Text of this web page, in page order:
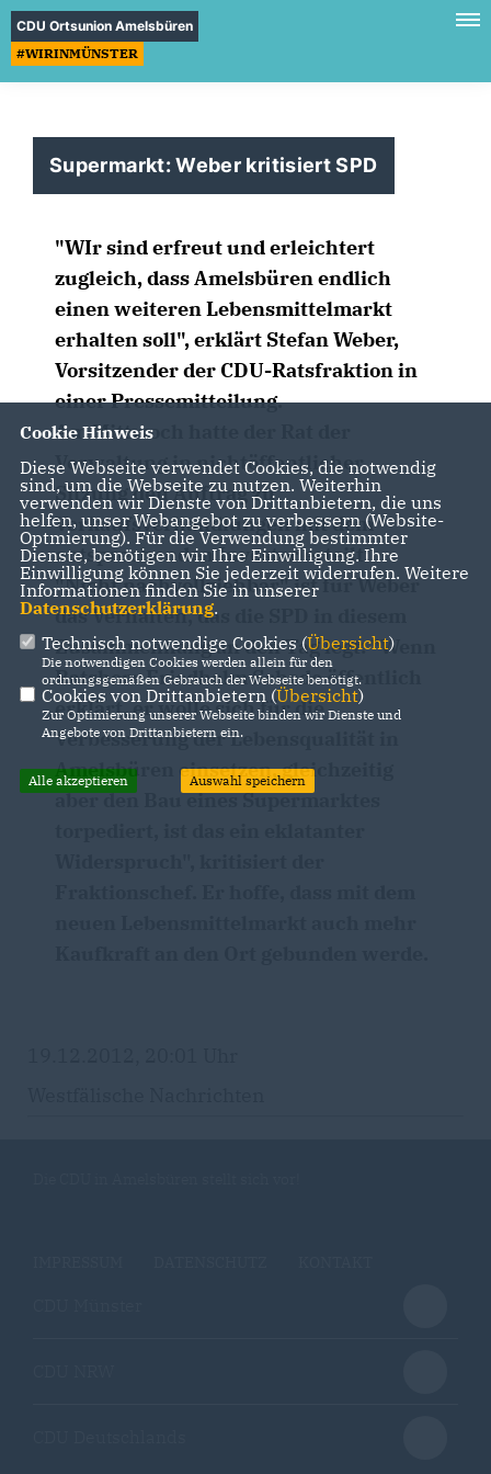
CDU Ortsunion Amelsbüren
#WIRINMÜNSTER
Supermarkt: Weber kritisiert SPD
"WIr sind erfreut und erleichtert
zugleich, dass Amelsbüren endlich
einen weiteren Lebensmittelmarkt
erhalten soll", erklärt Stefan Weber,
Vorsitzender der CDU-Ratsfraktion in
einer Pressemitteilung.
Am Mittwoch hatte der Rat der
Verwaltung in nichtöffentlicher
Sitzung den Auftrag zu
Verkaufsverhandlungen mit dem
entsprechenden Investor erteilt:
"Nicht nachvollziehbar" ist für Weber
das Verhalten, das die SPD in diesem
Zusammenhang an den Tag legt: "Wenn
Ratsherr Friedhelm Schade öffentlich
erklärt, er wolle sich für die
Verbesserung der Lebensqualität in
Amelsbüren einsetzen, gleichzeitig
aber den Bau eines Supermarktes
Cookie Hinweis
Diese Webseite verwendet Cookies, die notwendig
sind, um die Webseite zu nutzen. Weiterhin
verwenden wir Dienste von Drittanbietern, die uns
helfen, unser Webangebot zu verbessern (Website-
Optmierung). Für die Verwendung bestimmter
Dienste, benötigen wir Ihre Einwilligung. Ihre
Einwilligung können Sie jederzeit widerrufen. Weitere
Informationen finden Sie in unserer
Datenschutzerklärung.
Technisch notwendige Cookies (Übersicht)
Die notwendigen Cookies werden allein für den
ordnungsgemäßen Gebrauch der Webseite benötigt.
Cookies von Drittanbietern (Übersicht)
Zur Optimierung unserer Webseite binden wir Dienste und
Angebote von Drittanbietern ein.
Alle akzeptieren Auswahl speichern